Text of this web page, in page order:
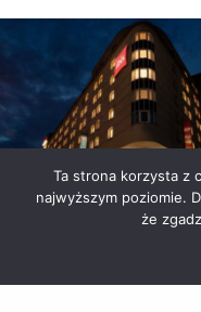
Ta strona korzysta z
najwyższym poziomie.
że